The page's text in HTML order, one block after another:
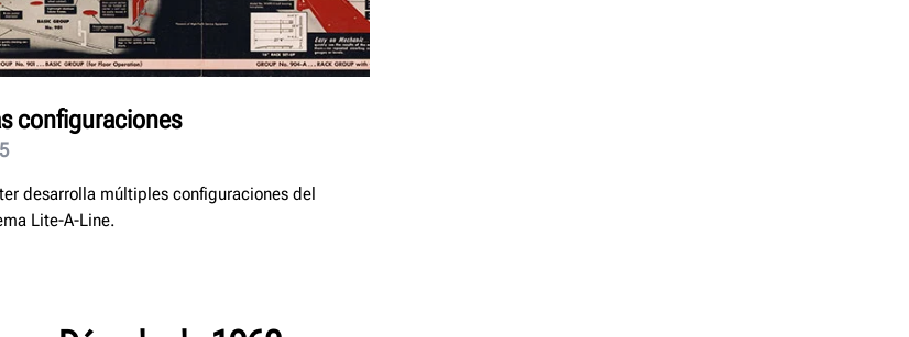
configuraciones
desarrolla múltiples configuraciones del
Lite-A-Line.